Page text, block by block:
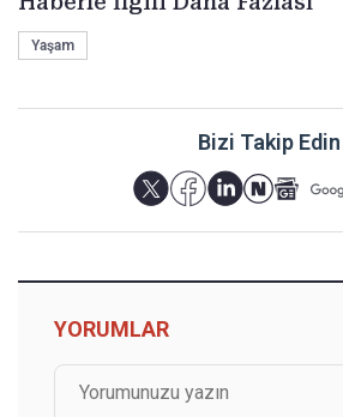
Yaşam
Bizi Takip Edin
YORUMLAR